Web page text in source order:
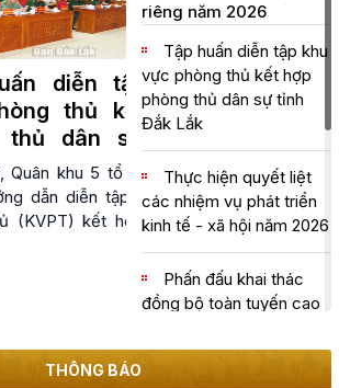
tập khu
kết hợp
sự tỉnh
5 tổ chức tập
tập khu vực
kết hợp phòng
riêng năm 2026
Tập huấn diễn tập khu
vực phòng thủ kết hợp
phòng thủ dân sự tỉnh
Đắk Lắk
Thực hiện quyết liệt
các nhiệm vụ phát triển
kinh tế - xã hội năm 2026
Phấn đấu khai thác
đồng bộ toàn tuyến cao
Ma Thuột trong năm
2026
THÔNG BÁO
công bố 17 hoạt động đặc sắc của Lễ
khu vực phòng thủ kết hợp phòng
Lắk